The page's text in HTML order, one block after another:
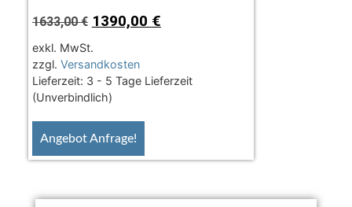
1633,00€ 1390,00 €
exkl. MwSt.
zzgl. Versandkosten
Lieferzeit: 3 - 5 Tage Lieferzeit
(Unverbindlich)
Angebot Anfrage!